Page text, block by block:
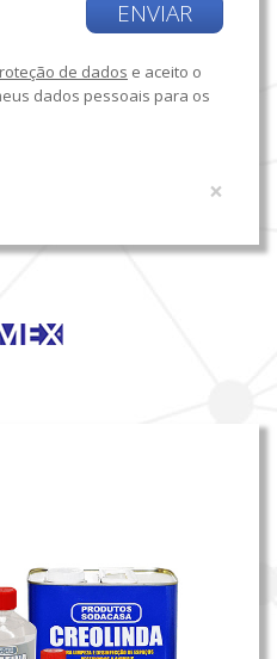
ENVIAR
de dados e aceito o
dados pessoais para os
×